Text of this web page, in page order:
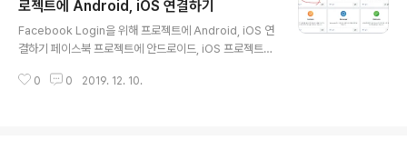
었다. 2020년부터는 구글 로그인 넣을거면 애플 로그인도
넣어야 한다는 얘기다... 애플 개발자 페이지 접속 애플 로
그인 기능을 활성화 하려면 https://developer.apple.c
om/에 접속해서 아래의 작업들을 수행해야 한다. Apple
Develope..
로젝트에 Android, iOS 연결하기
Facebook Login을 위해 프로젝트에 Android, iOS 연
결하기 페이스북 프로젝트에 안드로이드, iOS 프로젝트를
북 프로젝트 생성 절차를 마친 이후의 작업을 다루므로 페
0 0 2019. 12. 10.